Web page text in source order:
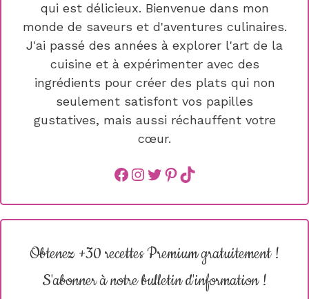
qui est délicieux. Bienvenue dans mon
monde de saveurs et d'aventures culinaires.
J'ai passé des années à explorer l'art de la
cuisine et à expérimenter avec des
ingrédients pour créer des plats qui non
seulement satisfont vos papilles
gustatives, mais aussi réchauffent votre
cœur.
Facebook
instagram
Twitter
Pinterest
TikTok
Obtenez +30 recettes Premium gratuitement !
S'abonner à notre bulletin d'information !